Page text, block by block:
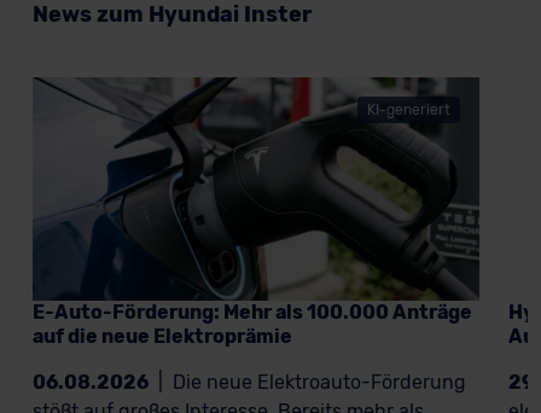
News zum Hyundai Inster
KI-generiert
E-Auto-Förderung: Mehr als 100.000 Anträge
auf die neue Elektroprämie
06.08.2026
Die neue Elektroauto-Förderung